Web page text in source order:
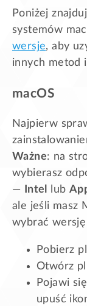
Poniżej
systemów
wersje, aby
innych metod
macOS
Najpierw
Ważne: na
wybierasz
—
Intel lub
ale jeśli masz
wybrać
Pobierz
Otwórz
Pojawi
upuść